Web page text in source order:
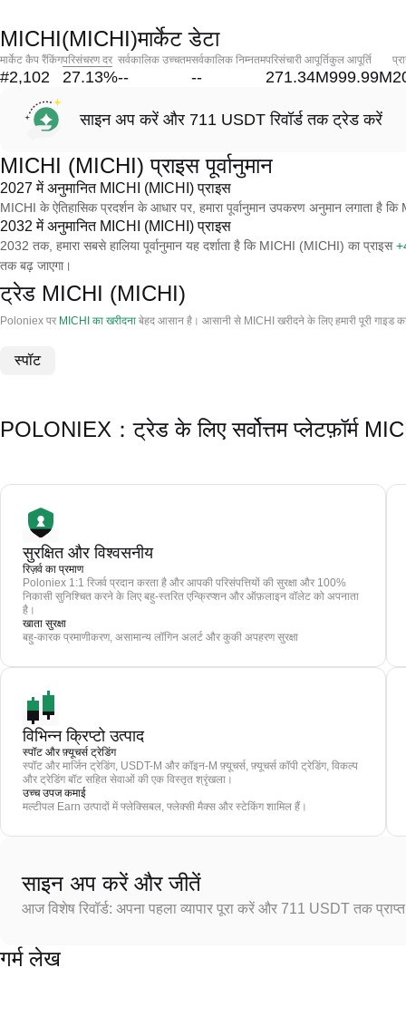
MICHI(MICHI)मार्केट डेटा
मार्केट कैप रैंकिंग
#2,102
परिसंचरण दर
27.13%
सर्वकालिक उच्चतम
--
सर्वकालिक निम्नतम
--
परिसंचारी आपूर्ति
271.34M
कुल आपूर्ति
999.99M
साइन अप करें और 711 USDT रिवॉर्ड तक ट्रेड करें
MICHI (MICHI) प्राइस पूर्वानुमान
2027 में अनुमानित MICHI (MICHI) प्राइस
MICHI के ऐतिहासिक प्रदर्शन के आधार पर, हमारा पूर्वानुमान उपकरण अनुमान लगाता
2032 में अनुमानित MICHI (MICHI) प्राइस
2032 तक, हमारा सबसे हालिया पूर्वानुमान यह दर्शाता है कि MICHI (MICHI) का प्राइस
तक बढ़ जाएगा।
ट्रेड MICHI (MICHI)
Poloniex पर MICHI का खरीदना बेहद आसान है। आसानी से MICHI खरीदने के लिए हमारी पूरी गाइड
स्पॉट
POLONIEX：ट्रेड के लिए सर्वोत्तम प्लेटफ़ॉर्म
सुरक्षित और विश्वसनीय
रिज़र्व का प्रमाण
Poloniex 1:1 रिजर्व प्रदान करता है और आपकी परिसंपत्तियों की सुरक्षा और 100%
निकासी सुनिश्चित करने के लिए बहु-स्तरित एन्क्रिप्शन और ऑफ़लाइन वॉलेट को अपनाता
है।
खाता सुरक्षा
बहु-कारक प्रमाणीकरण, असामान्य लॉगिन अलर्ट और कुकी अपहरण सुरक्षा
विभिन्न क्रिप्टो उत्पाद
स्पॉट और फ़्यूचर्स ट्रेडिंग
स्पॉट और मार्जिन ट्रेडिंग, USDT-M और कॉइन-M फ़्यूचर्स, फ़्यूचर्स कॉपी ट्रेडिंग, विकल्प
और ट्रेडिंग बॉट सहित सेवाओं की एक विस्तृत श्रृंखला।
उच्च उपज कमाई
मल्टीपल Earn उत्पादों में फ्लेक्सिबल, फ्लेक्सी मैक्स और स्टेकिंग शामिल हैं।
साइन अप करें और जीतें
आज विशेष रिवॉर्ड: अपना पहला व्यापार पूरा करें और 711 USDT तक
गर्म लेख